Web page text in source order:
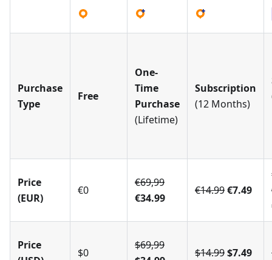
Purchase
Type
Free
One-
Time
Purchase
(Lifetime)
Subscription
(12 Months)
Price
(EUR)
€0
€69,99
€34.99
€14.99€7.49
Price
$0
$69,99
$14.99$7.49